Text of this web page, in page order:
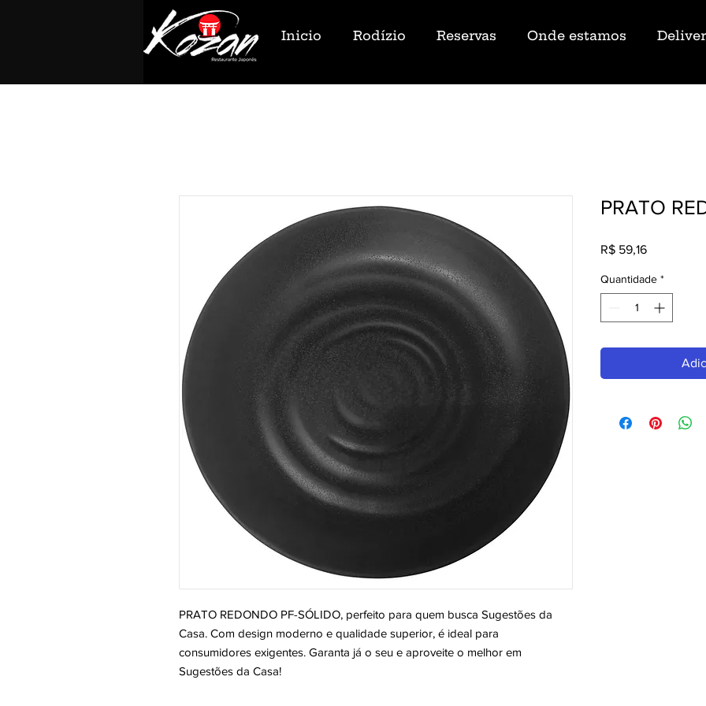
Inicio Rodízio Reservas Onde estamos
PRATO REDONDO PF-SÓLIDO, perfeito para quem busca Sugestões da
Casa. Com design moderno e qualidade superior, é ideal para
consumidores exigentes. Garanta já o seu e aproveite o melhor em
Sugestões da Casa!
PRATO
R$ 59,16Preço
Quantidade *